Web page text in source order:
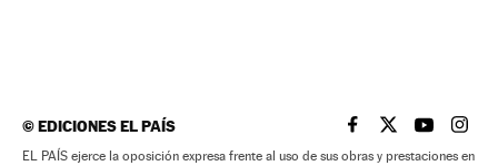
©EDICIONES EL PAÍS EL PAÍS BRASIL EN
EL PAÍSEL PAÍS
EL
EL PAÍS ejerce la oposición expresa frente al uso de sus obras y prestaciones en